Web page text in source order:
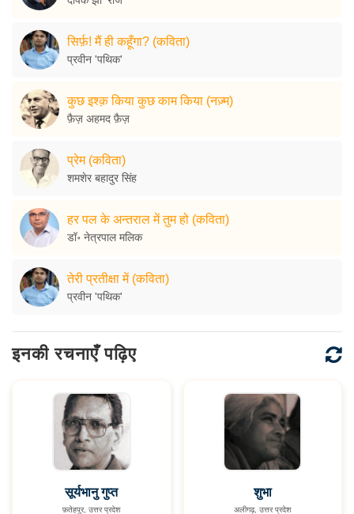
सिर्फ़! मैं ही कहूँगा? (कविता)
प्रवीन 'पथिक'
कुछ इश्क़ किया कुछ काम किया (नज़्म)
फ़ैज़ अहमद फ़ैज़
प्रेम (कविता)
शमशेर बहादुर सिंह
हर पल के अन्तराल में तुम हो (कविता)
डॉ॰ नेत्रपाल मलिक
तेरी प्रतीक्षा में (कविता)
प्रवीन 'पथिक'
इनकी रचनाएँ पढ़िए
सूर्यभानु गुप्त
फ़तेहपुर, उत्तर प्रदेश
शुभा
अलीगढ़, उत्तर प्रदेश